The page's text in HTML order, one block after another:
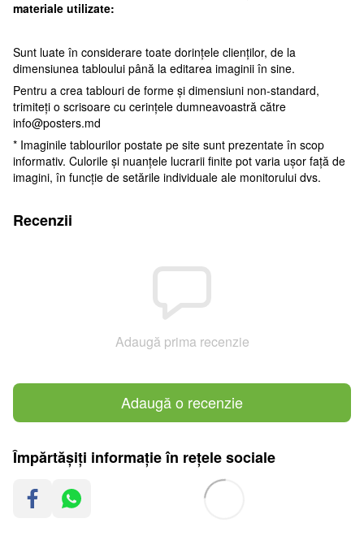
materiale utilizate:
Sunt luate în considerare toate dorințele clienților, de la
dimensiunea tabloului până la editarea imaginii în sine.
Pentru a crea tablouri de forme și dimensiuni non-standard,
trimiteți o scrisoare cu cerințele dumneavoastră către
info@posters.md
* Imaginile tablourilor postate pe site sunt prezentate în scop
informativ. Culorile și nuanțele lucrarii finite pot varia ușor față de
imagini, în funcție de setările individuale ale monitorului dvs.
Recenzii
Adaugă prima recenzie
Adaugă o recenzie
Împărtășiți informație în rețele sociale